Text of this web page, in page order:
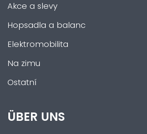
Akce a slevy
Hopsadla a balanc
Elektromobilita
Na zimu
Ostatní
ÜBER UNS